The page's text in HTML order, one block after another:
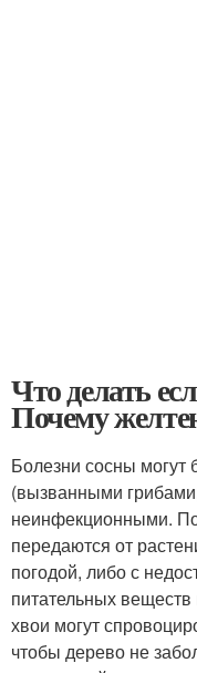
Что делать
Почему
Болезни сосны
(вызванными
неинфекционными.
передаются от
погодой, либо с
питательных
хвои могут
чтобы дерево не